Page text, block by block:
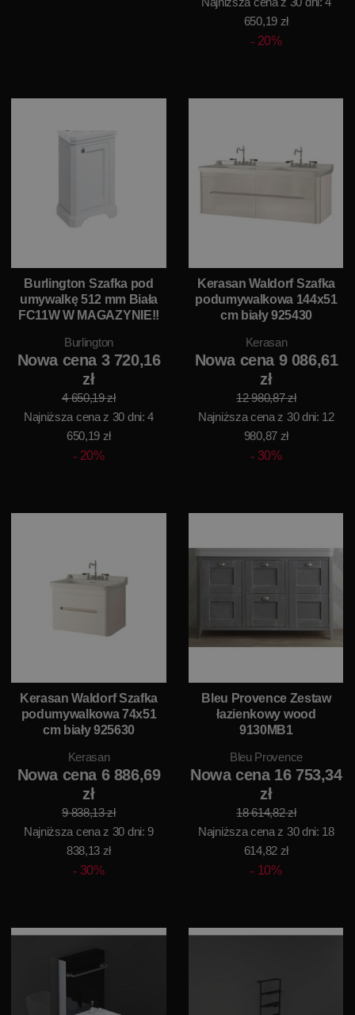
650,19 zł
20%
Burlington Szafka pod
umywalkę 512 mm Biała
FC11W W MAGAZYNIE!!
Burlington
Nowa cena 3 720,16
zł
4 650,19 zł
Najniższa cena z 30 dni: 4
650,19 zł
20%
Kerasan Waldorf Szafka
podumywalkowa 144x51
cm biały 925430
Kerasan
Nowa cena 9 086,61
zł
12 980,87 zł
Najniższa cena z 30 dni: 12
980,87 zł
30%
Kerasan Waldorf Szafka
podumywalkowa 74x51
cm biały 925630
Kerasan
Nowa cena 6 886,69
zł
9 838,13 zł
Najniższa cena z 30 dni: 9
838,13 zł
30%
Bleu Provence Zestaw
łazienkowy wood
9130MB1
Bleu Provence
Nowa cena 16 753,34
zł
18 614,82 zł
Najniższa cena z 30 dni: 18
614,82 zł
10%